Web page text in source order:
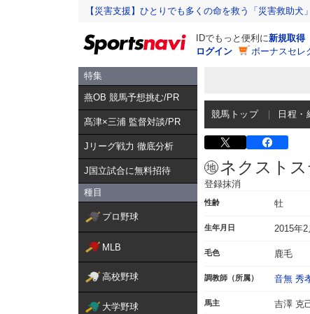
【災害支援】ひとりでも多くの命を救う「災害救助犬
IDでもっと便利に新規取得
ログイン
ボーナスセ
特集
燕OB 競馬予想挑む/PR
髙津×三浦 監督対談/PR
Jリーグ戦力 徹底分析
J国立試合に無料招待
種目
プロ野球
MLB
高校野球
大学野球
競馬トップ 日程・
ネクスト
登録抹消
性齢 牡
生年月日 2015年2
毛色 鹿毛
調教師（所属） 音無 秀
馬主 吉澤 克